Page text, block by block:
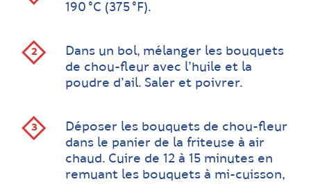
190 °C (375 °F).
Dans un bol, mélanger les bouquets
de chou-fleur avec l’huile et la
poudre d’ail. Saler et poivrer.
Déposer les bouquets de chou-fleur
dans le panier de la friteuse à air
chaud. Cuire de 12 à 15 minutes en
remuant les bouquets à mi-cuisson,